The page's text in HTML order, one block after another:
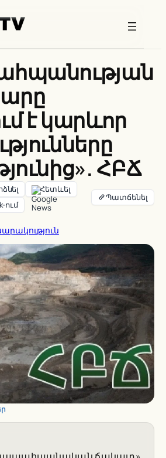
է կարևոր
ՀԲՃ
Հետևել
ում